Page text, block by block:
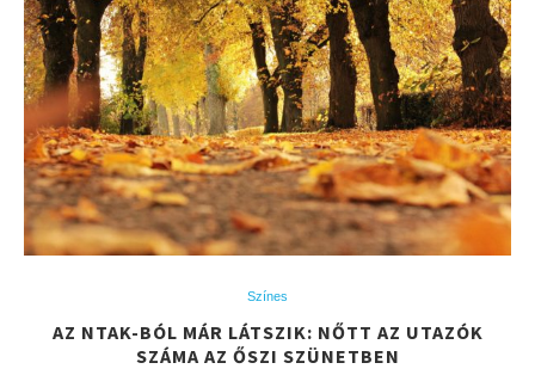
Színes
AZ NTAK-BÓL MÁR LÁTSZIK: NŐTT AZ UTAZÓK
SZÁMA AZ ŐSZI SZÜNETBEN